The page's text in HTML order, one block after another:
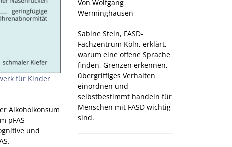
für Kinder
Alkoholkonsum
pFAS
und
Von Wolfgang
Werminghausen
Sabine Stein, FASD-
Fachzentrum Köln, erklärt,
warum eine offene Sprache
finden, Grenzen erkennen,
übergriffiges Verhalten
einordnen und
selbstbestimmt handeln für
Menschen mit FASD wichtig
sind.